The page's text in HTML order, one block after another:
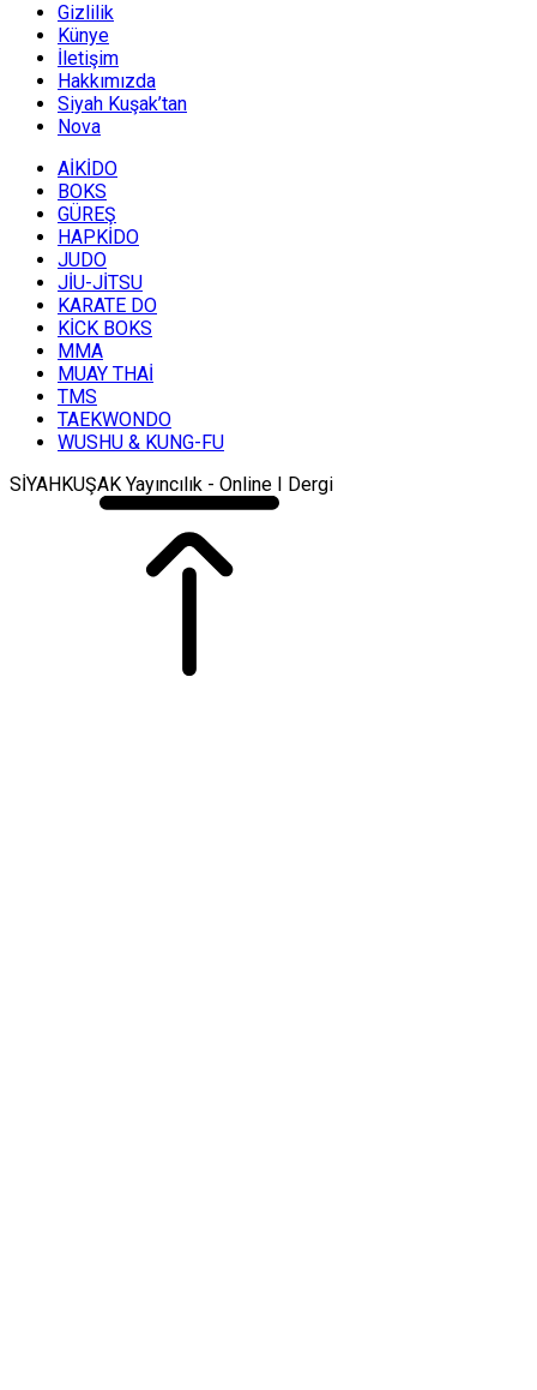
Gizlilik
Künye
İletişim
Hakkımızda
Siyah Kuşak’tan
Nova
AİKİDO
BOKS
GÜREŞ
HAPKİDO
JUDO
JİU-JİTSU
KARATE DO
KİCK BOKS
MMA
MUAY THAİ
TMS
TAEKWONDO
WUSHU & KUNG-FU
SİYAHKUŞAK Yayıncılık - Online I Dergi